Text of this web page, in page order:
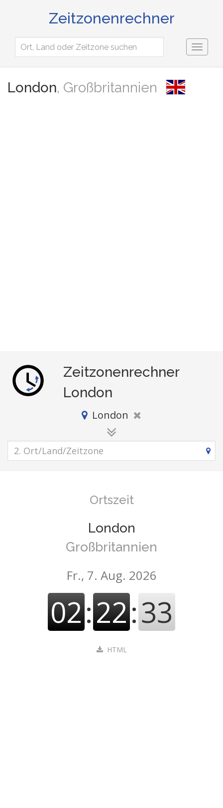
Zeitzonenrechner
Toggle
London, Großbritannien
Zeitzonenrechner
London
London
Ortszeit
London
Großbritannien
Fr., 7. Aug. 2026
02:22:34
HTML